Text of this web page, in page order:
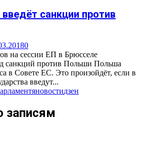
санкции против
0
на сессии ЕП в Брюсселе
санкций против Польши Польша
в Совете ЕС. Это произойдёт, если в
введут...
яновостидзен
записям